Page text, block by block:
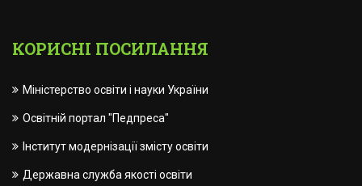
КОРИСНІ ПОСИЛАННЯ
Міністерство освіти і науки України
Освітній портал "Педпреса"
Інститут модернізації змісту освіти
Державна служба якості освіти